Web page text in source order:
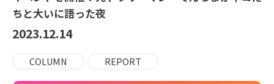
ちと大いに語った夜
2023.12.14
COLUMN REPORT